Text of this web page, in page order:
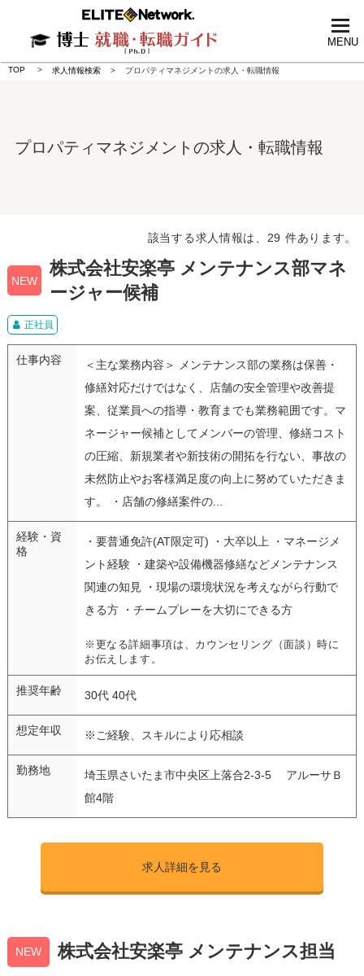
MENU
TOP 求人情報検索 プロパティマネジメントの求人・転職情報
プロパティマネジメントの求人・転職情報
該当する求人情報は、29 件あります。
NEW
株式会社安楽亭 メンテナンス部マネ
ージャー候補
正社員
仕事内容
＜主な業務内容＞ メンテナンス部の業務は保善・
修繕対応だけではなく、店舗の安全管理や改善提
案、従業員への指導・教育までも業務範囲です。マ
ネージャー候補としてメンバーの管理、修繕コスト
の圧縮、新規業者や新技術の開拓を行ない、事故の
未然防止やお客様満足度の向上に努めていただきま
す。 ・店舗の修繕案件の...
経験・資
格
・要普通免許(AT限定可) ・大卒以上 ・マネージメ
ント経験 ・建築や設備機器修繕などメンテナンス
関連の知見 ・現場の環境状況を考えながら行動で
きる方 ・チームプレーを大切にできる方
※更なる詳細事項は、カウンセリング（面談）時に
お伝えします。
推奨年齢 30代 40代
想定年収 ※ご経験、スキルにより応相談
勤務地
埼玉県さいたま市中央区上落合2-3-5 アルーサＢ
館4階
求人詳細を見る
NEW 株式会社安楽亭 メンテナンス担当